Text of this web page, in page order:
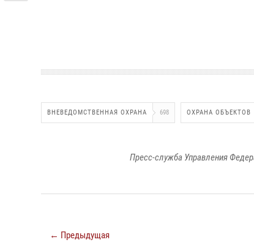
ВНЕВЕДОМСТВЕННАЯ ОХРАНА 698 ОХРАНА ОБЪЕКТОВ
Пресс-служба Управления
← Предыдущая